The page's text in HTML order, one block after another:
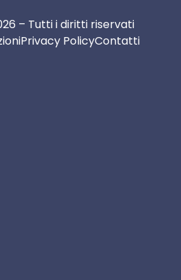
– Tutti i diritti riservati
Privacy PolicyContatti